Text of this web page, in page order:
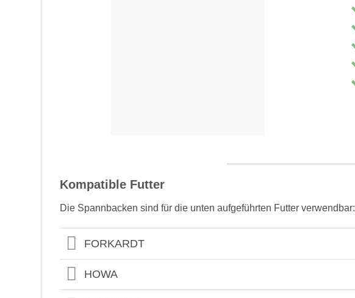
Kompatible Futter
Die Spannbacken sind für die unten aufgeführten Futter verwendbar:
FORKARDT
HOWA